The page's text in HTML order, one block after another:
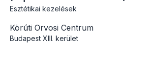
Esztétikai kezelések
Körúti Orvosi Centrum
Budapest XIII. kerület